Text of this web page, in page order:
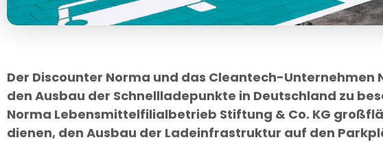
Der Discounter Norma und das Cleantech-
den Ausbau der Schnellladepunkte in Deutschland zu
Norma Lebensmittelfilialbetrieb Stiftung & Co. KG
dienen, den Ausbau der Ladeinfrastruktur auf den